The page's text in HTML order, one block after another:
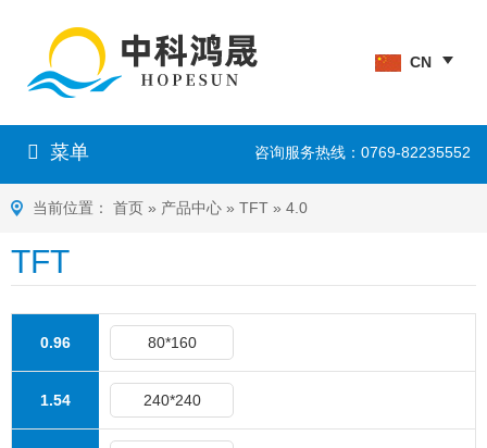
CN
菜单 咨询服务热线：0769-82235552
当前位置： 首页 » 产品中心 » TFT » 4.0
TFT
0.96 80*160
1.54 240*240